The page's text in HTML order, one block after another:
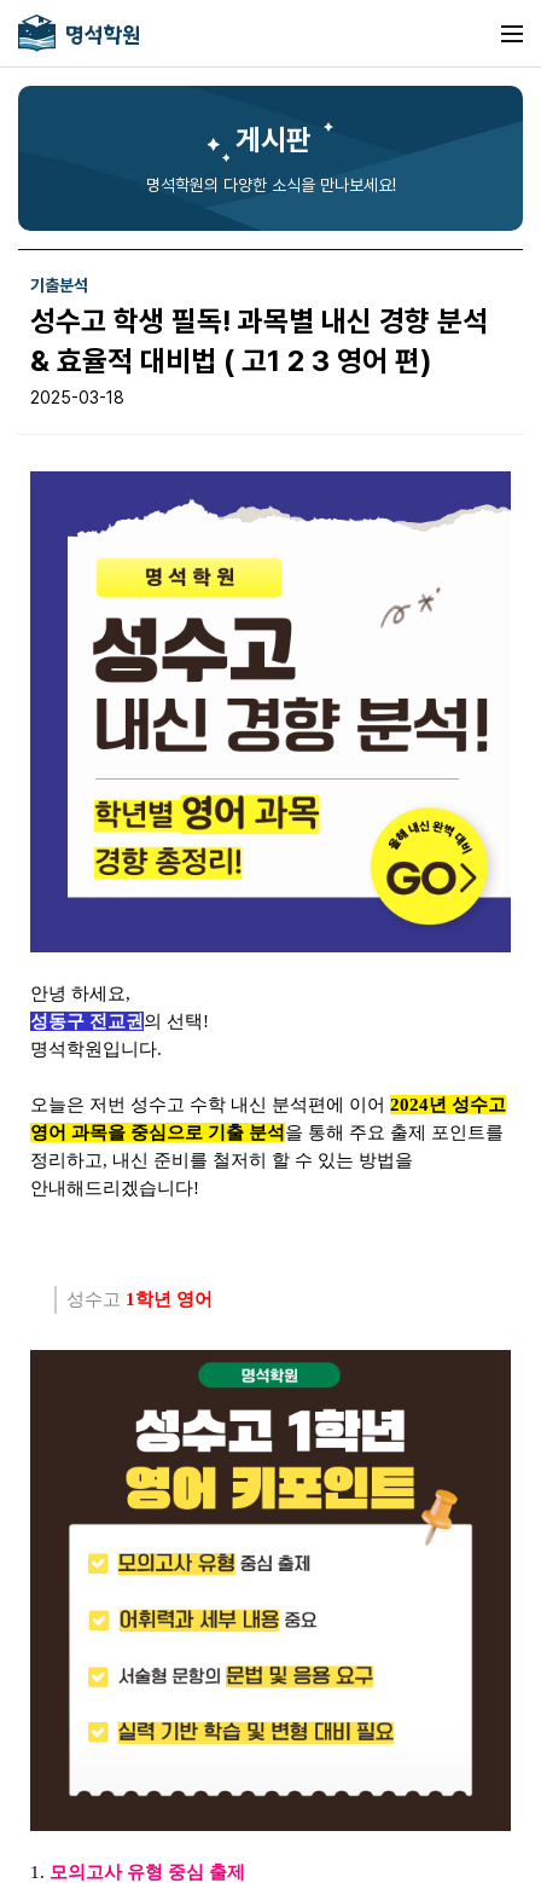
게시판
명석학원의 다양한 소식을 만나보세요!
기출분석
성수고 학생 필독! 과목별 내신 경향 분석
& 효율적 대비법 ( 고1 2 3 영어 편)
2025-03-18
안녕 하세요,
성동구 전교권 의 선택!
명석학원입니다.
오늘은 저번 성수고 수학 내신 분석편에 이어 2024년 성수고
영어 과목을 중심으로 기출 분석을 통해 주요 출제 포인트를
정리하고, 내신 준비를 철저히 할 수 있는 방법을
안내해드리겠습니다!
성수고 1학년 영어
1. 모의고사 유형 중심 출제